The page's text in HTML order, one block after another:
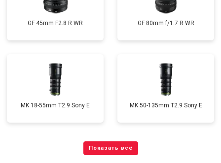
GF 45mm F2.8 R WR GF 80mm f/1.7 R WR
MK 18-55mm T2.9 Sony E MK 50-135mm T2.9 Sony E